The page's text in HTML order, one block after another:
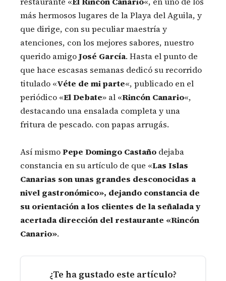
más hermosos lugares de la Playa del Aguila, y
que dirige, con su peculiar maestría y
atenciones, con los mejores sabores, nuestro
querido amigoJosé García. Hasta el punto de
que hace escasas semanas dedicó su recorrido
titulado «Véte de mi parte«, publicado en el
periódico «El Debate» al «Rincón Canario«,
destacando una ensalada completa y una
fritura de pescado. con papas arrugás.
Así mismoPepe Domingo Castaño dejaba
constancia en su artículo de que «Las Islas
Canarias son unas grandes desconocidas a
nivel gastronómico», dejando constancia de
su orientación a los clientes de la señalada y
acertada dirección del restaurante «Rincón
Canario».
¿Te ha gustado este artículo?